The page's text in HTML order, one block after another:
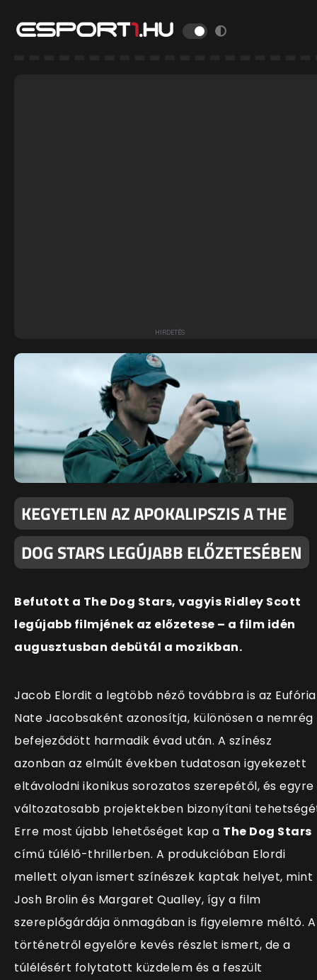
KEGYETLEN AZ APOKALIPSZIS A THE
DOG STARS LEGÚJABB ELŐZETESÉBEN
Befutott a The Dog Stars, vagyis Ridley Scott
legújabb filmjének az előzetese – a film idén
augusztusban debütál a mozikban.
Jacob Elordit a legtöbb néző továbbra is az Eufória
Nate Jacobsaként azonosítja, különösen a nemrég
befejeződött harmadik évad után. A színész
azonban az elmúlt években tudatosan igyekezett
eltávolodni ikonikus sorozatos szerepétől, és egyre
változatosabb projektekben bizonyítani
Erre most újabb lehetőséget kap a The Dog Stars
című túlélő-thrillerben. A produkcióban Elordi
mellett olyan ismert színészek kaptak helyet, mint
Josh Brolin és Margaret Qualley, így a film
szereplőgárdája önmagában is figyelemre méltó. A
történetről egyelőre kevés részlet ismert, de a
túlélésért folytatott küzdelem és a feszült